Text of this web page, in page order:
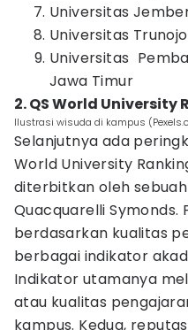
Universitas
Universitas
Universitas
Jawa Timur
2. QS World University
Ilustrasi wisuda di kampus
Selanjutnya ada
World University
diterbitkan oleh
Quacquarelli Symonds.
berdasarkan kualitas
berbagai indikator
Indikator utamanya
atau kualitas
kampus. Kedua,